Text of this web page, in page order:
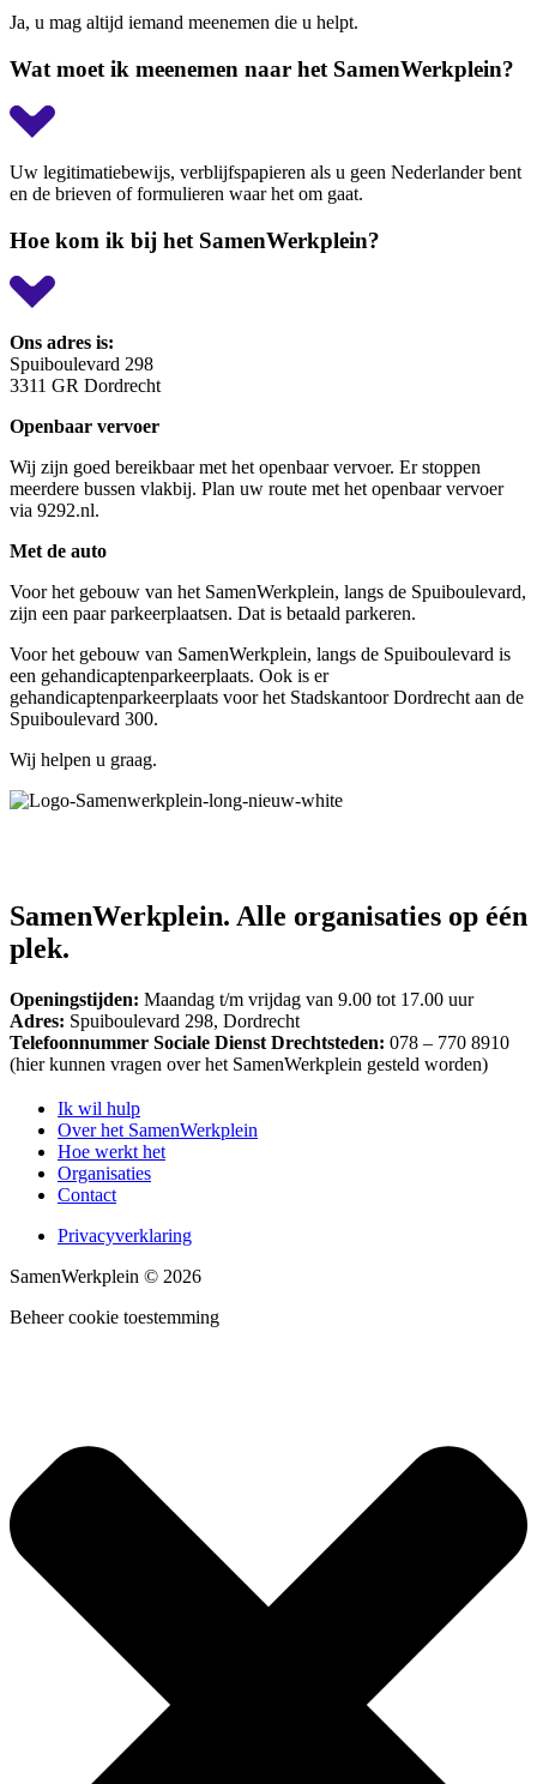
Ja, u mag altijd iemand meenemen die u helpt.
Wat moet ik meenemen naar het SamenWerkplein?
Uw legitimatiebewijs, verblijfspapieren als u geen Nederlander bent
en de brieven of formulieren waar het om gaat.
Hoe kom ik bij het SamenWerkplein?
Ons adres is:
Spuiboulevard 298
3311 GR Dordrecht
Openbaar vervoer
Wij zijn goed bereikbaar met het openbaar vervoer. Er stoppen
meerdere bussen vlakbij. Plan uw route met het openbaar vervoer
via 9292.nl.
Met de auto
Voor het gebouw van het SamenWerkplein, langs de Spuiboulevard,
zijn een paar parkeerplaatsen. Dat is betaald parkeren.
Voor het gebouw van SamenWerkplein, langs de Spuiboulevard is
een gehandicaptenparkeerplaats. Ook is er
gehandicaptenparkeerplaats voor het Stadskantoor Dordrecht aan de
Spuiboulevard 300.
Wij helpen u graag.
SamenWerkplein. Alle organisaties op één
plek.
Openingstijden: Maandag t/m vrijdag van 9.00 tot 17.00 uur
Adres: Spuiboulevard 298, Dordrecht
Telefoonnummer Sociale Dienst Drechtsteden: 078 – 770 8910
(hier kunnen vragen over het SamenWerkplein gesteld worden)
Ik wil hulp
Over het SamenWerkplein
Hoe werkt het
Organisaties
Contact
Privacyverklaring
SamenWerkplein © 2026
Beheer cookie toestemming